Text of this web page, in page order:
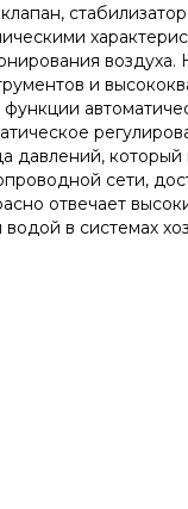
воздуха.
и
давлений,
сети,
отвечает
в системах